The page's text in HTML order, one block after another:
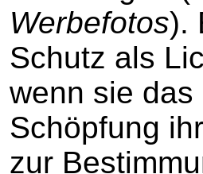
Werbefotos).
Schutz als
wenn sie
Schöpfung
zur